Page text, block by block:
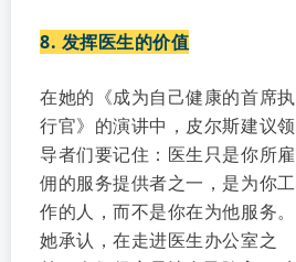
8. 发挥医生的价值
在她的《成为自己健康的首席执
行官》的演讲中，皮尔斯建议领
导者们要记住：医生只是你所雇
佣的服务提供者之一，是为你工
作的人，而不是你在为他服务。
她承认，在走进医生办公室之